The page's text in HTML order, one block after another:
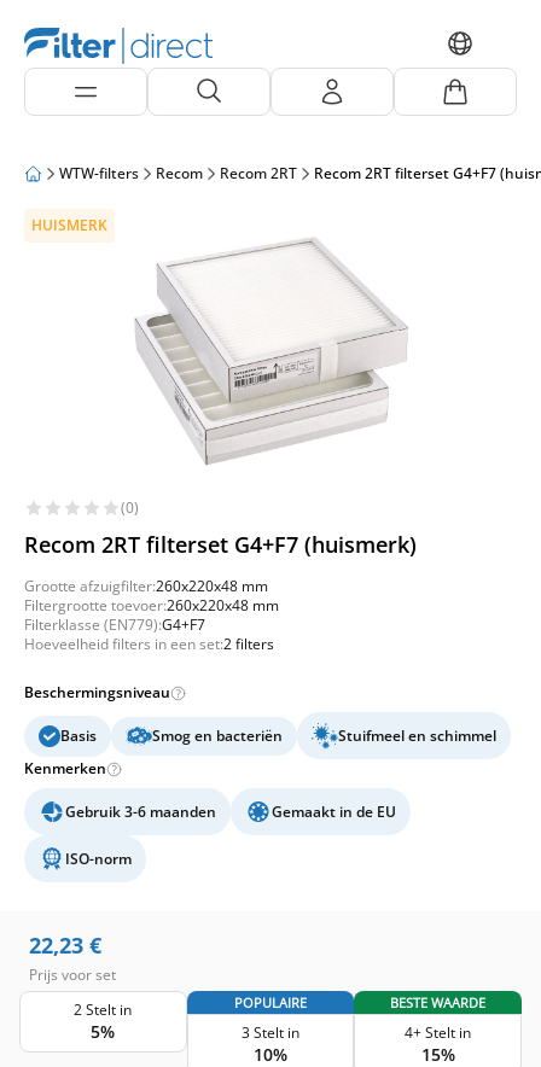
WTW-filters Recom Recom 2RT Recom 2RT filterset G4+F7
HUISMERK
(0)
Recom 2RT filterset G4+F7 (huismerk)
Grootte afzuigfilter:260x220x48 mm
Filtergrootte toevoer:260x220x48 mm
Filterklasse (EN779):G4+F7
Hoeveelheid filters in een set:2 filters
Beschermingsniveau
Basis Smog en bacteriën
Stuifmeel en schimmel
Kenmerken
Gebruik 3-6 maanden Gemaakt in de EU
ISO-norm
22,23 €
Prijs voor set
2 Stelt in
5%
POPULAIRE
3 Stelt in
10%
BESTE WAARDE
4+ Stelt in
15%